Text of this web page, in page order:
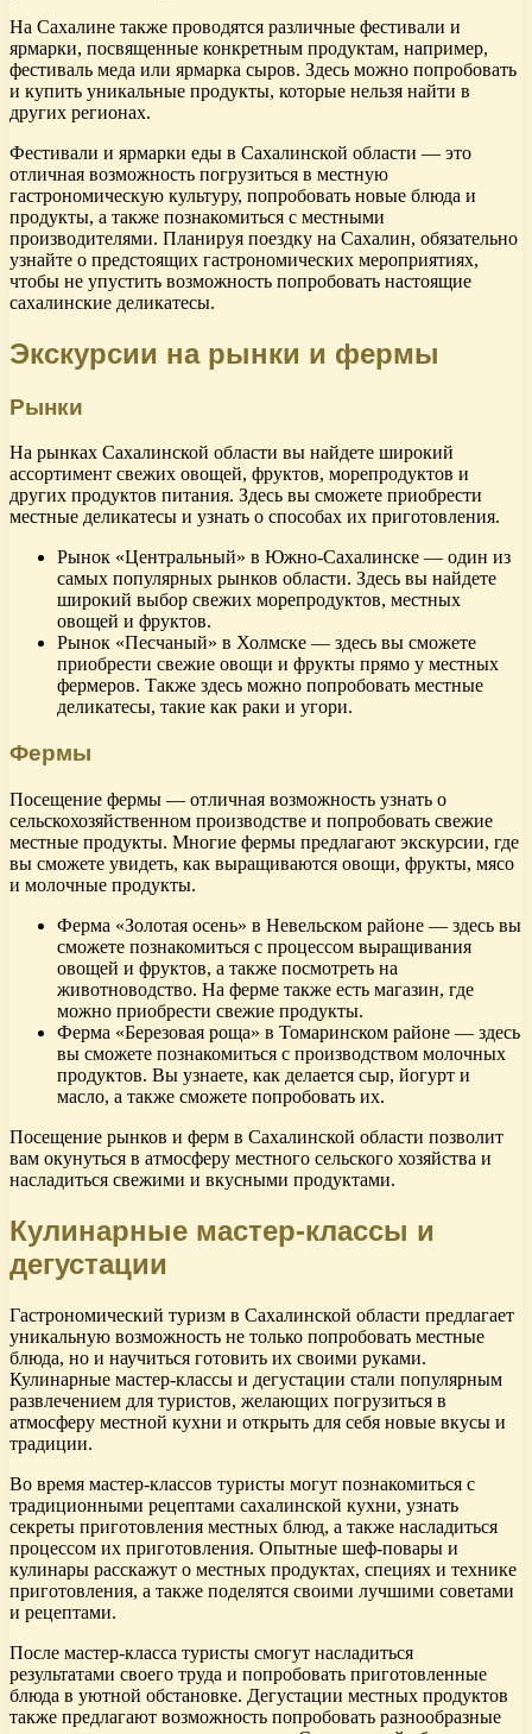
На Сахалине также проводятся различные фестивали и
ярмарки, посвященные конкретным продуктам, например,
фестиваль меда или ярмарка сыров. Здесь можно попробовать
и купить уникальные продукты, которые нельзя найти в
других регионах.
Фестивали и ярмарки еды в Сахалинской области — это
отличная возможность погрузиться в местную
гастрономическую культуру, попробовать новые блюда и
продукты, а также познакомиться с местными
производителями. Планируя поездку на Сахалин, обязательно
узнайте о предстоящих гастрономических мероприятиях,
чтобы не упустить возможность попробовать настоящие
сахалинские деликатесы.
Экскурсии на рынки и фермы
Рынки
На рынках Сахалинской области вы найдете широкий
ассортимент свежих овощей, фруктов, морепродуктов и
других продуктов питания. Здесь вы сможете приобрести
местные деликатесы и узнать о способах их приготовления.
Рынок «Центральный» в Южно-Сахалинске — один из
самых популярных рынков области. Здесь вы найдете
широкий выбор свежих морепродуктов, местных
овощей и фруктов.
Рынок «Песчаный» в Холмске — здесь вы сможете
приобрести свежие овощи и фрукты прямо у местных
фермеров. Также здесь можно попробовать местные
деликатесы, такие как раки и угори.
Фермы
Посещение фермы — отличная возможность узнать о
сельскохозяйственном производстве и попробовать свежие
местные продукты. Многие фермы предлагают экскурсии, где
вы сможете увидеть, как выращиваются овощи, фрукты, мясо
и молочные продукты.
Ферма «Золотая осень» в Невельском районе — здесь вы
сможете познакомиться с процессом выращивания
овощей и фруктов, а также посмотреть на
животноводство. На ферме также есть магазин, где
можно приобрести свежие продукты.
Ферма «Березовая роща» в Томаринском районе — здесь
вы сможете познакомиться с производством молочных
продуктов. Вы узнаете, как делается сыр, йогурт и
масло, а также сможете попробовать их.
Посещение рынков и ферм в Сахалинской области позволит
вам окунуться в атмосферу местного сельского хозяйства и
насладиться свежими и вкусными продуктами.
Кулинарные мастер-классы и
дегустации
Гастрономический туризм в Сахалинской области предлагает
уникальную возможность не только попробовать местные
блюда, но и научиться готовить их своими руками.
Кулинарные мастер-классы и дегустации стали популярным
развлечением для туристов, желающих погрузиться в
атмосферу местной кухни и открыть для себя новые вкусы и
традиции.
Во время мастер-классов туристы могут познакомиться с
традиционными рецептами сахалинской кухни, узнать
секреты приготовления местных блюд, а также насладиться
процессом их приготовления. Опытные шеф-повары и
кулинары расскажут о местных продуктах, специях и технике
приготовления, а также поделятся своими лучшими советами
и рецептами.
После мастер-класса туристы смогут насладиться
результатами своего труда и попробовать приготовленные
блюда в уютной обстановке. Дегустации местных продуктов
также предлагают возможность попробовать разнообразные